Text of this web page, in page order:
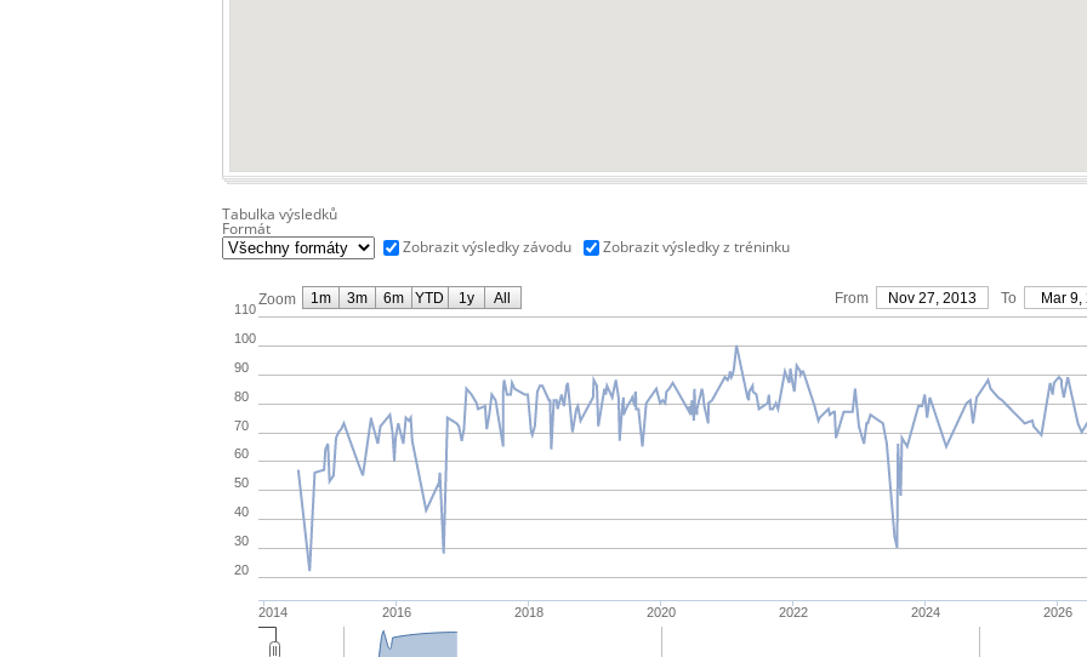
Tabulka výsledků
Formát
Zobrazit výsledky závodu
Zobrazit výsledky z tréninku
Zoom From Nov 27, 2013 To Mar 9,
2014 2016 2018 2020 2022 2024 2026
20
30
40
50
60
70
80
90
100
110
1m 3m 6m YTD 1y All